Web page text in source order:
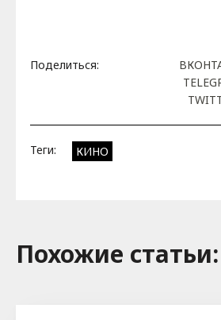
Поделиться:
Теги: КИНО
Похожие cтатьи: